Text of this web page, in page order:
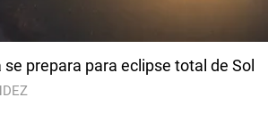
se prepara para eclipse total de Sol